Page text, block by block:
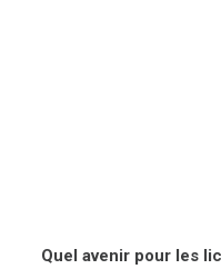
Quel avenir pour les